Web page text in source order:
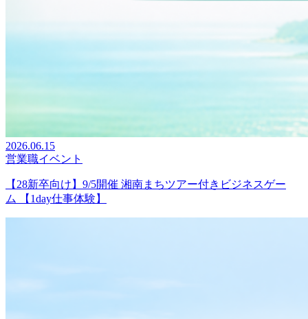
2026.06.15
営業職イベント
【28新卒向け】9/5開催 湘南まちツアー付きビジネスゲー
ム 【1day仕事体験】